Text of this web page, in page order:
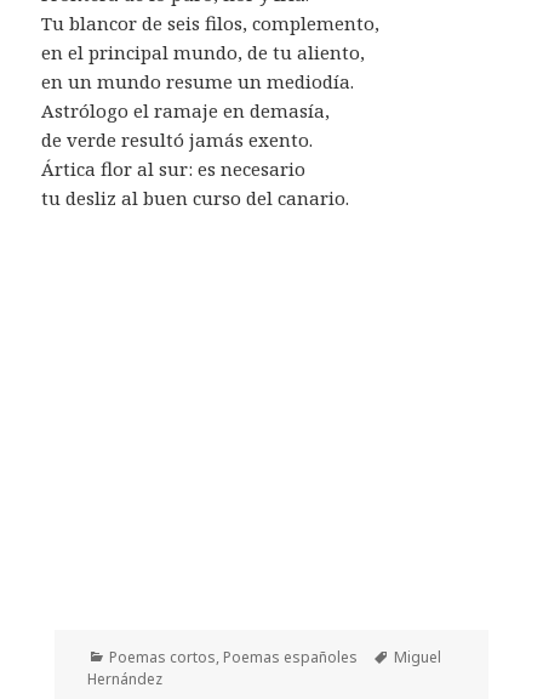
Tu blancor de seis filos, complemento,
en el principal mundo, de tu aliento,
en un mundo resume un mediodía.
Astrólogo el ramaje en demasía,
de verde resultó jamás exento.
Ártica flor al sur: es necesario
tu desliz al buen curso del canario.
Categorías
Poemas cortos, Poemas españoles Etiquetas
Miguel
Hernández